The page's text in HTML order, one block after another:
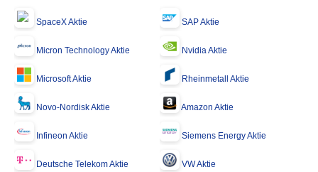
SpaceX Aktie SAP Aktie
Micron Technology Aktie Nvidia Aktie
Microsoft Aktie Rheinmetall Aktie
Novo-Nordisk Aktie Amazon Aktie
Infineon Aktie Siemens Energy Aktie
Deutsche Telekom Aktie VW Aktie